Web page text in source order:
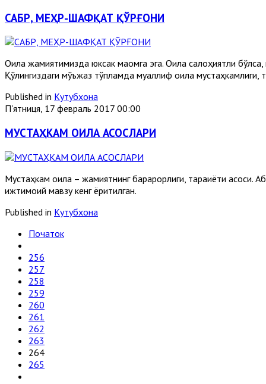
САБР, МЕҲР-ШАФҚАТ ҚЎРҒОНИ
Оила жамиятимизда юксак мақомга эга. Оила салоҳиятли
Қўлингиздаги мўъжаз тўпламда муаллиф оила мустаҳкамлиги,
Published in Кутубхона
П'ятниця, 17 февраль 2017 00:00
МУСТАҲКАМ ОИЛА АСОСЛАРИ
Мустаҳкам оила – жамиятнинг барқарорлиги, тараққиёти
ижтимоий мавзу кенг ёритилган.
Published in Кутубхона
Початок
256
257
258
259
260
261
262
263
264
265